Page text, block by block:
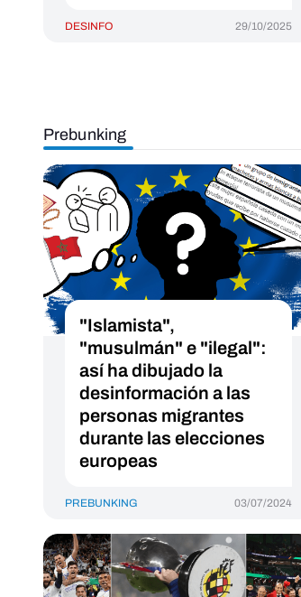
DESINFO 29/10/2025
Prebunking
"Islamista",
"musulmán" e "ilegal":
así ha dibujado la
desinformación a las
personas migrantes
durante las elecciones
europeas
PREBUNKING 03/07/2024